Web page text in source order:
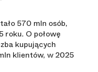
570 mln osób,
roku. O połowę
kupujących
klientów, w 2025